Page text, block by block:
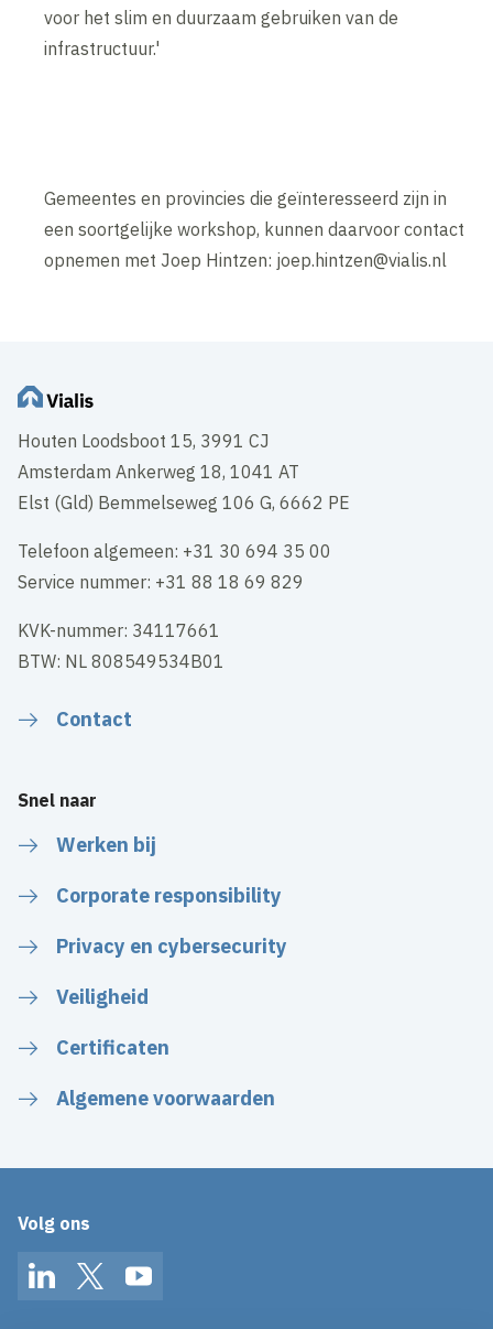
voor het slim en duurzaam gebruiken van de
infrastructuur.'
Gemeentes en provincies die geïnteresseerd zijn in
een soortgelijke workshop, kunnen daarvoor contact
opnemen met Joep Hintzen: joep.hintzen@vialis.nl
Houten Loodsboot 15, 3991 CJ
Amsterdam Ankerweg 18, 1041 AT
Elst (Gld) Bemmelseweg 106 G, 6662 PE
Telefoon algemeen: +31 30 694 35 00
Service nummer: +31 88 18 69 829
KVK-nummer: 34117661
BTW: NL 808549534B01
Contact
Snel naar
Werken bij
Corporate responsibility
Privacy en cybersecurity
Veiligheid
Certificaten
Algemene voorwaarden
Volg ons
LinkedInTwitterYouTube